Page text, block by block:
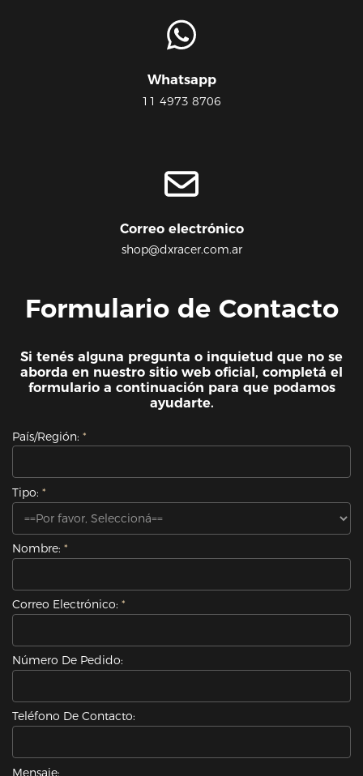
Whatsapp
11 4973 8706
Correo electrónico
shop@dxracer.com.ar
Formulario de Contacto
Si tenés alguna pregunta o inquietud que no se
aborda en nuestro sitio web oficial, completá el
formulario a continuación para que podamos
ayudarte.
País/Región:
Tipo:
Nombre:
Correo Electrónico:
Número De Pedido:
Teléfono De Contacto:
Mensaje: